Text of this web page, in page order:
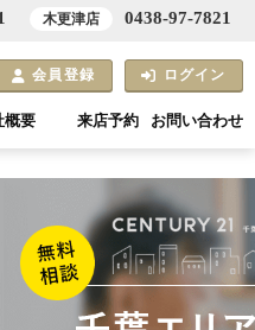
会員登録 ログイン
概要 来店予約 お問い合わせ
木更津店 0438-97-7821